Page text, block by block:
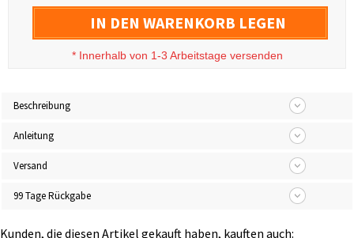
IN DEN WARENKORB LEGEN
* Innerhalb von 1-3 Arbeitstage versenden
Beschreibung
Anleitung
Versand
99 Tage Rückgabe
Kunden, die diesen Artikel gekauft haben, kauften auch: